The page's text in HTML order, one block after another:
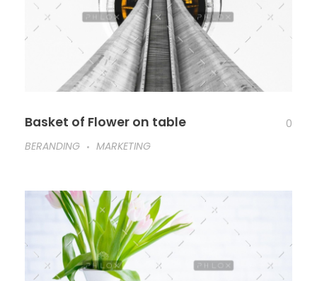
Basket of Flower on table
0
BERANDING
MARKETING